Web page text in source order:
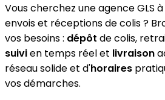
Vous cherchez une agence GLS à
envois et réceptions de colis ?
vos besoins : dépôt de colis,
suivien temps réel et livraison
réseau solide et d'horaires
vos démarches.